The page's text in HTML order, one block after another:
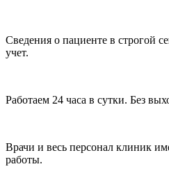
Сведения о пациенте в строгой
учет.
Работаем 24 часа в сутки. Без
Врачи и весь персонал клиник
работы.